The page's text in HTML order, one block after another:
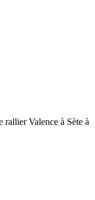
Valence à Sète à